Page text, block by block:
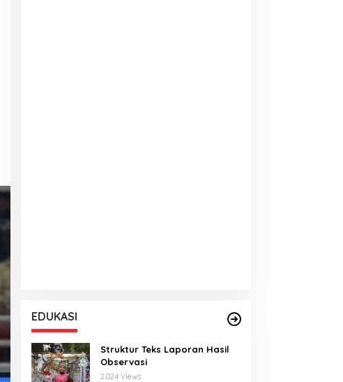
EDUKASI
Struktur Teks Laporan Hasil
Observasi
2.024 Views